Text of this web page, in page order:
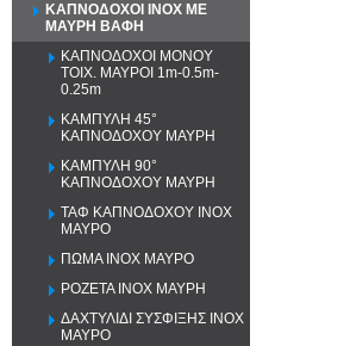
ΚΑΠΝΟΔΟΧΟΙ ΙΝΟΧ ΜΕ
ΜΑΥΡΗ ΒΑΦΗ
ΚΑΠΝΟΔΟΧΟΙ ΜΟΝΟΥ
ΤΟΙΧ. ΜΑΥΡΟΙ 1m-0.5m-
0.25m
ΚΑΜΠΥΛΗ 45°
ΚΑΠΝΟΔΟΧΟΥ ΜΑΥΡΗ
ΚΑΜΠΥΛΗ 90°
ΚΑΠΝΟΔΟΧΟΥ ΜΑΥΡΗ
ΤΑΦ ΚΑΠΝΟΔΟΧΟΥ ΙΝΟΧ
ΜΑΥΡΟ
ΠΩΜΑ ΙΝΟΧ ΜΑΥΡΟ
ΡΟΖΕΤΑ ΙΝΟΧ ΜΑΥΡΗ
ΔΑΧΤΥΛΙΔΙ ΣΥΣΦΙΞΗΣ ΙΝΟΧ
ΜΑΥΡΟ